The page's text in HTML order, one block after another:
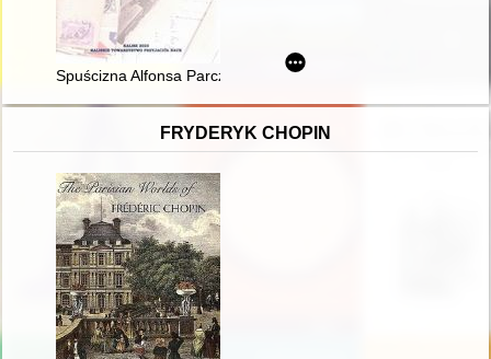
Spuścizna Alfonsa Parczewskiego w zbiorach polskich i
FRYDERYK CHOPIN